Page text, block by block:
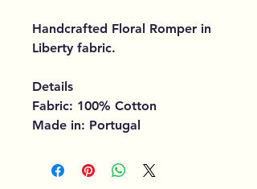
Handcrafted Floral Romper in
Liberty fabric.
Details
Fabric: 100% Cotton
Made in: Portugal